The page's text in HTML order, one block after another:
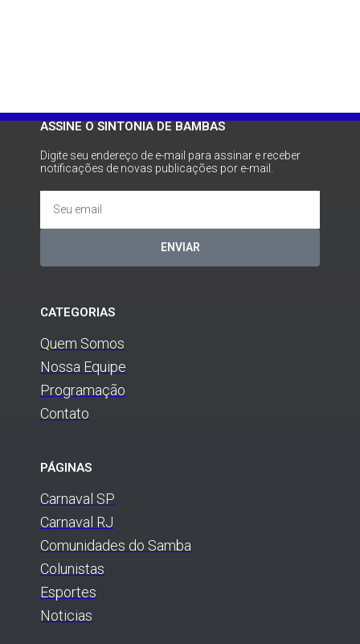
ASSINE O SINTONIA DE BAMBAS
Digite seu endereço de e-mail para assinar e receber
notificações de novas publicações por e-mail.
ENVIAR
CATEGORIAS
Quem Somos
Nossa Equipe
Programação
Contato
PÁGINAS
Carnaval SP
Carnaval RJ
Comunidades do Samba
Colunistas
Esportes
Noticias